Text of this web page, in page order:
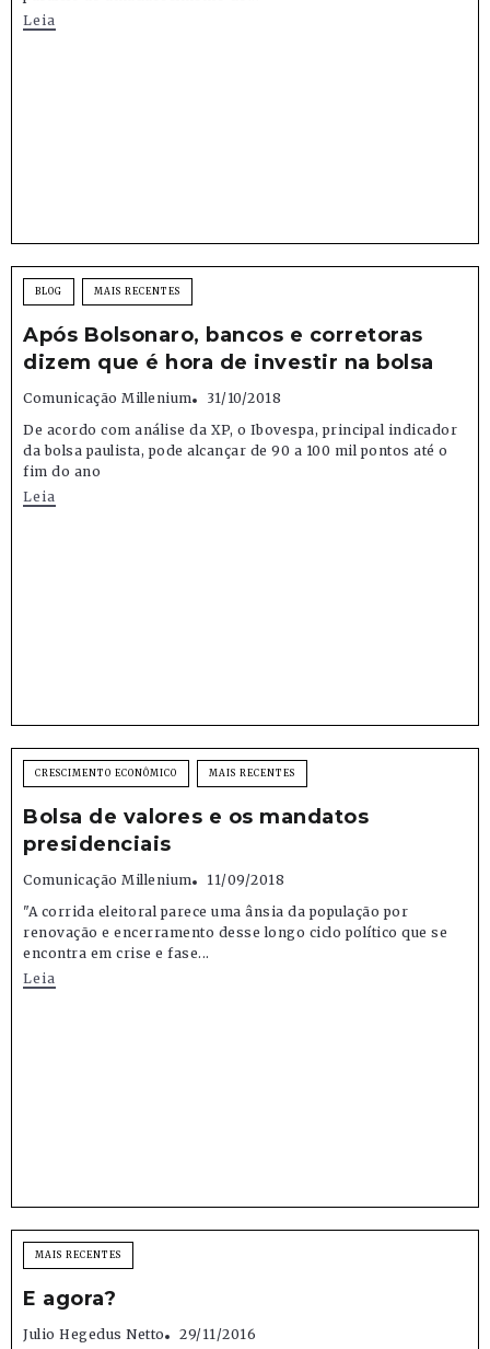
Leia
BLOG MAIS RECENTES
Após Bolsonaro, bancos e corretoras
dizem que é hora de investir na bolsa
Comunicação Millenium
31/10/2018
De acordo com análise da XP, o Ibovespa, principal indicador
da bolsa paulista, pode alcançar de 90 a 100 mil pontos até o
fim do ano
Leia
CRESCIMENTO ECONÔMICO MAIS RECENTES
Bolsa de valores e os mandatos
presidenciais
Comunicação Millenium
11/09/2018
"A corrida eleitoral parece uma ânsia da população por
renovação e encerramento desse longo ciclo político que se
encontra em crise e fase...
Leia
MAIS RECENTES
E agora?
Julio Hegedus Netto
29/11/2016